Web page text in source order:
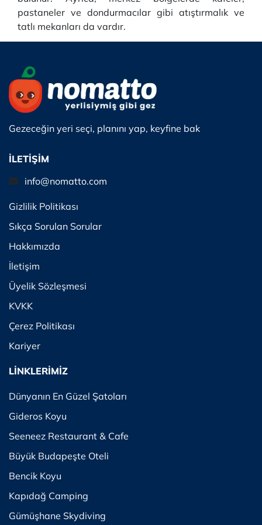
pastaneler ve dondurmacılar gibi atıştırmalık ve
tatlı mekanları da vardır.
Gezeceğin yeri seçi, planını yap, keyfine bak
İLETİŞİM
info@nomatto.com
Gizlilik Politikası
Sıkça Sorulan Sorular
Hakkımızda
İletişim
Üyelik Sözleşmesi
KVKK
Çerez Politikası
Kariyer
LİNKLERİMİZ
Dünyanın En Güzel Şatoları
Gideros Koyu
Seeneez Restaurant & Cafe
Büyük Budapeşte Oteli
Bencik Koyu
Kapıdağ Camping
Gümüşhane Skydiving